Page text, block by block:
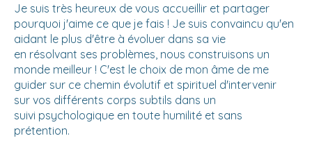
Je suis très heureux de vous accueillir et partager
pourquoi j'aime ce que je fais ! Je suis convaincu qu'en
aidant le plus d'être à évoluer dans sa vie
en résolvant ses problèmes, nous construisons un
monde meilleur ! C'est le choix de mon âme de me
guider sur ce chemin évolutif et spirituel d'intervenir
sur vos différents corps subtils dans un
suivi psychologique en toute humilité et sans
prétention.